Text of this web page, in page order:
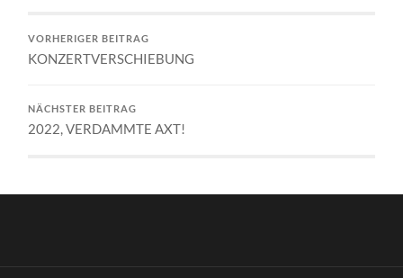
VORHERIGER BEITRAG
KONZERTVERSCHIEBUNG
NÄCHSTER BEITRAG
2022, VERDAMMTE AXT!